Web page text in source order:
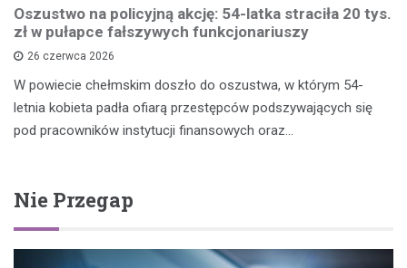
Oszustwo na policyjną akcję: 54-latka straciła 20 tys.
zł w pułapce fałszywych funkcjonariuszy
26 czerwca 2026
W powiecie chełmskim doszło do oszustwa, w którym 54-
letnia kobieta padła ofiarą przestępców podszywających się
pod pracowników instytucji finansowych oraz…
Nie Przegap